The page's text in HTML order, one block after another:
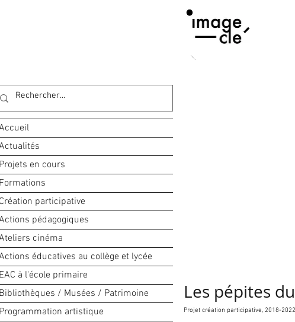
Les pépites
Projet création participative, 2018-2022
en cours
participative
pédagogiques
cinéma
éducatives au collège et lycée
à l'école primaire
/ Musées / Patrimoine
artistique